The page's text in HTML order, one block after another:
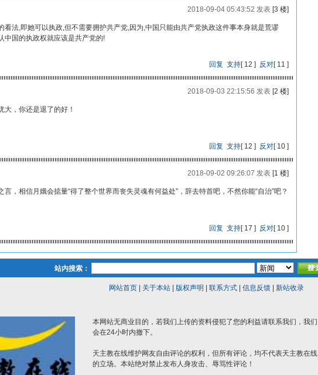
2018-09-04 05:43:52 发表[3 楼]
看法,即她可以执政,但不需要拥护共产党,因为,中国只能由共产党执政这件事本身就是荒谬
中国的执政权就应该是共产党的!
回复 支持[12 ] 反对[11 ]
2018-09-03 22:15:56 发表[2 楼]
大，你还是退了的好！
回复 支持[12 ] 反对[10 ]
2018-09-02 09:26:07 发表[1 楼]
言，相信月娥会掂量“得了整个世界而丧失灵魂有何益处”，辞去特首吧，不然你能“自治”吧？
回复 支持[17 ] 反对[10 ]
站内搜索：
网站首页| 关于本站| 版权声明 联系方式| 信息反馈| 新站收录
本网站无商业目的，若我们上传的资料侵犯了您的利益请联系我们，我们
会在24小时内撤下。
天主教在线维护网友自由评论的权利，但所有评论，均不代表天主教在线
的立场。本站绝对禁止发布人身攻击、辱骂性评论！